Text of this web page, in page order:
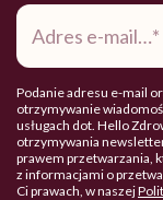
Adres
mail*
Podanie adresu e-mail
otrzymywanie
usługach dot. Hello
otrzymywania
prawem przetwarzania,
z informacjami o
Ci prawach, w naszej